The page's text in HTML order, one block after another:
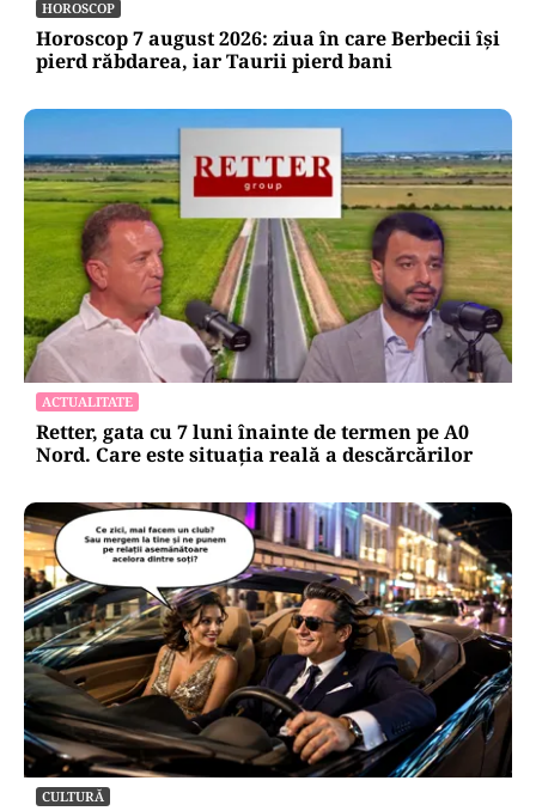
HOROSCOP
Horoscop 7 august 2026: ziua în care Berbecii își
pierd răbdarea, iar Taurii pierd bani
ACTUALITATE
Retter, gata cu 7 luni înainte de termen pe A0
Nord. Care este situația reală a descărcărilor
CULTURĂ